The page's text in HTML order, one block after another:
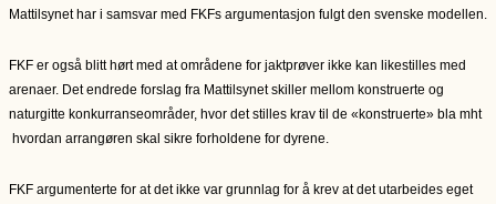
Mattilsynet har i samsvar med FKFs argumentasjon fulgt den svenske modellen.
FKF er også blitt hørt med at områdene for jaktprøver ikke kan likestilles med
arenaer. Det endrede forslag fra Mattilsynet skiller mellom konstruerte og
naturgitte konkurranseområder, hvor det stilles krav til de «konstruerte» bla mht
hvordan arrangøren skal sikre forholdene for dyrene.
FKF argumenterte for at det ikke var grunnlag for å krev at det utarbeides eget